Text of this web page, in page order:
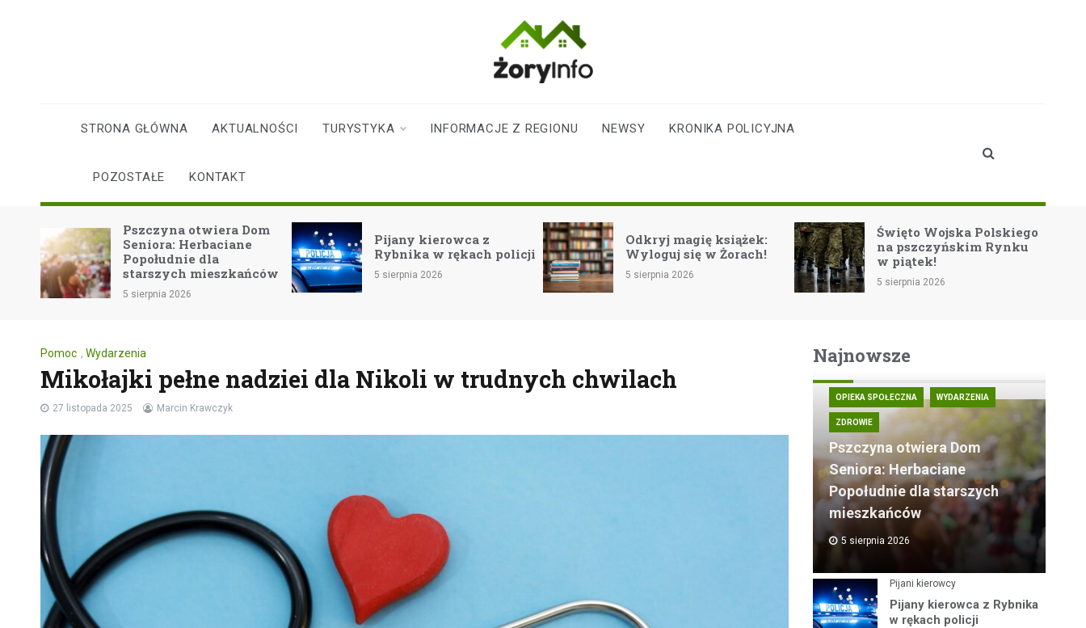
mieszkańców
Żor
STRONA GŁÓWNA AKTUALNOŚCI TURYSTYKA INFORMACJE Z REGIONU NEWSY KRONIKA POLICYJNA
POZOSTAŁE KONTAKT
Pszczyna otwiera Dom
Seniora: Herbaciane
Popołudnie dla
starszych mieszkańców
5 sierpnia 2026
Pijany kierowca z
Rybnika w rękach policji
5 sierpnia 2026
Odkryj magię książek:
Wyloguj się w Żorach!
5 sierpnia 2026
Święto Wojska Polskiego
na pszczyńskim Rynku
w piątek!
5 sierpnia 2026
Festiwal
Pomoc , Wydarzenia
Mikołajki pełne nadziei dla Nikoli w trudnych chwilach
27 listopada 2025 Marcin Krawczyk
Najnowsze
OPIEKA SPOŁECZNA WYDARZENIA
ZDROWIE
Pszczyna otwiera Dom
Seniora: Herbaciane
Popołudnie dla starszych
mieszkańców
5 sierpnia 2026
Pijani kierowcy
Pijany kierowca z Rybnika
w rękach policji